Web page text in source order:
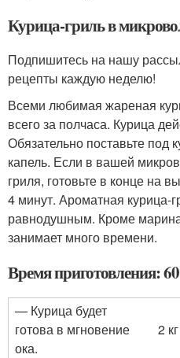
Курица-гриль в
Подпишитесь на нашу
рецепты каждую неделю!
Всеми любимая жареная
всего за полчаса. Курица
Обязательно поставьте под
капель. Если в вашей
гриля, готовьте в конце на
4 минут. Ароматная курица-
равнодушным. Кроме
занимает много времени.
Время приготовления:
— Курица будет
готова в мгновение
ока.
2 кг